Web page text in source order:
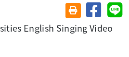
友善列印(另開視
分享至
English Singing Video